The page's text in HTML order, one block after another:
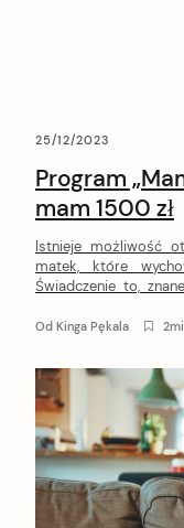
25/12/2023
Program
mam 1500 zł
Istnieje możliwość
matek, które
Świadczenie to,
zaprojektowany w
jest program
formę wsparcia dla […]
Od Kinga Pękala